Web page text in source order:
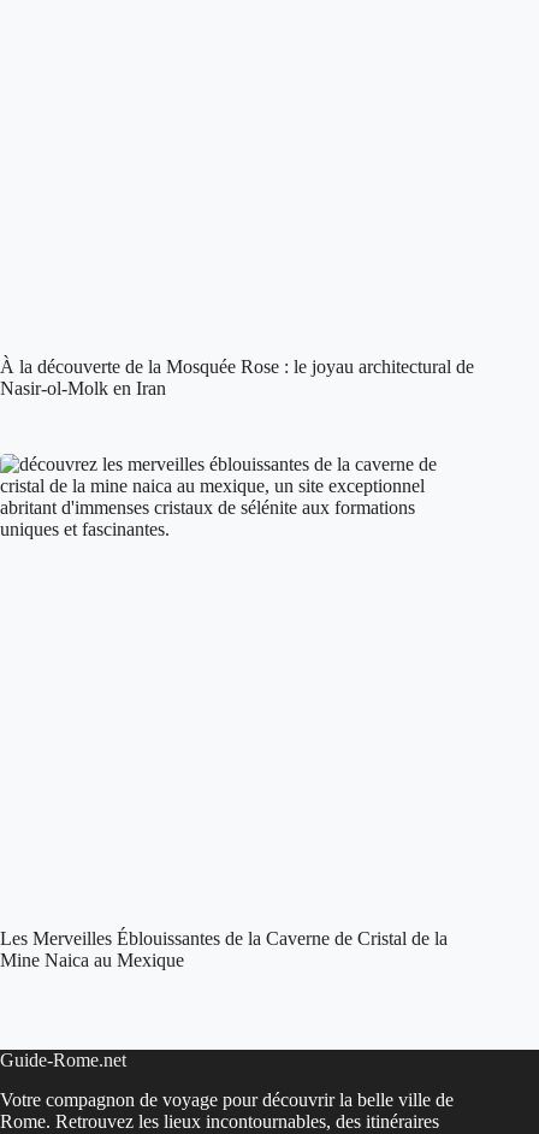
À la découverte de la Mosquée Rose : le joyau architectural de
Nasir-ol-Molk en Iran
Les Merveilles Éblouissantes de la Caverne de Cristal de la
Mine Naica au Mexique
Guide-Rome.net
Votre compagnon de voyage pour découvrir la belle ville de
Rome. Retrouvez les lieux incontournables, des itinéraires